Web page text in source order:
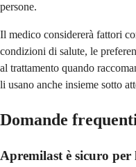
persone.
Il medico considererà fattori
condizioni di salute, le
al trattamento quando
li usano anche insieme sotto
Domande
Apremilast è sicuro per